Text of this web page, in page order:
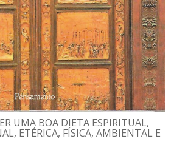
UMA BOA DIETA ESPIRITUAL,
ETÉRICA, FÍSICA, AMBIENTAL E